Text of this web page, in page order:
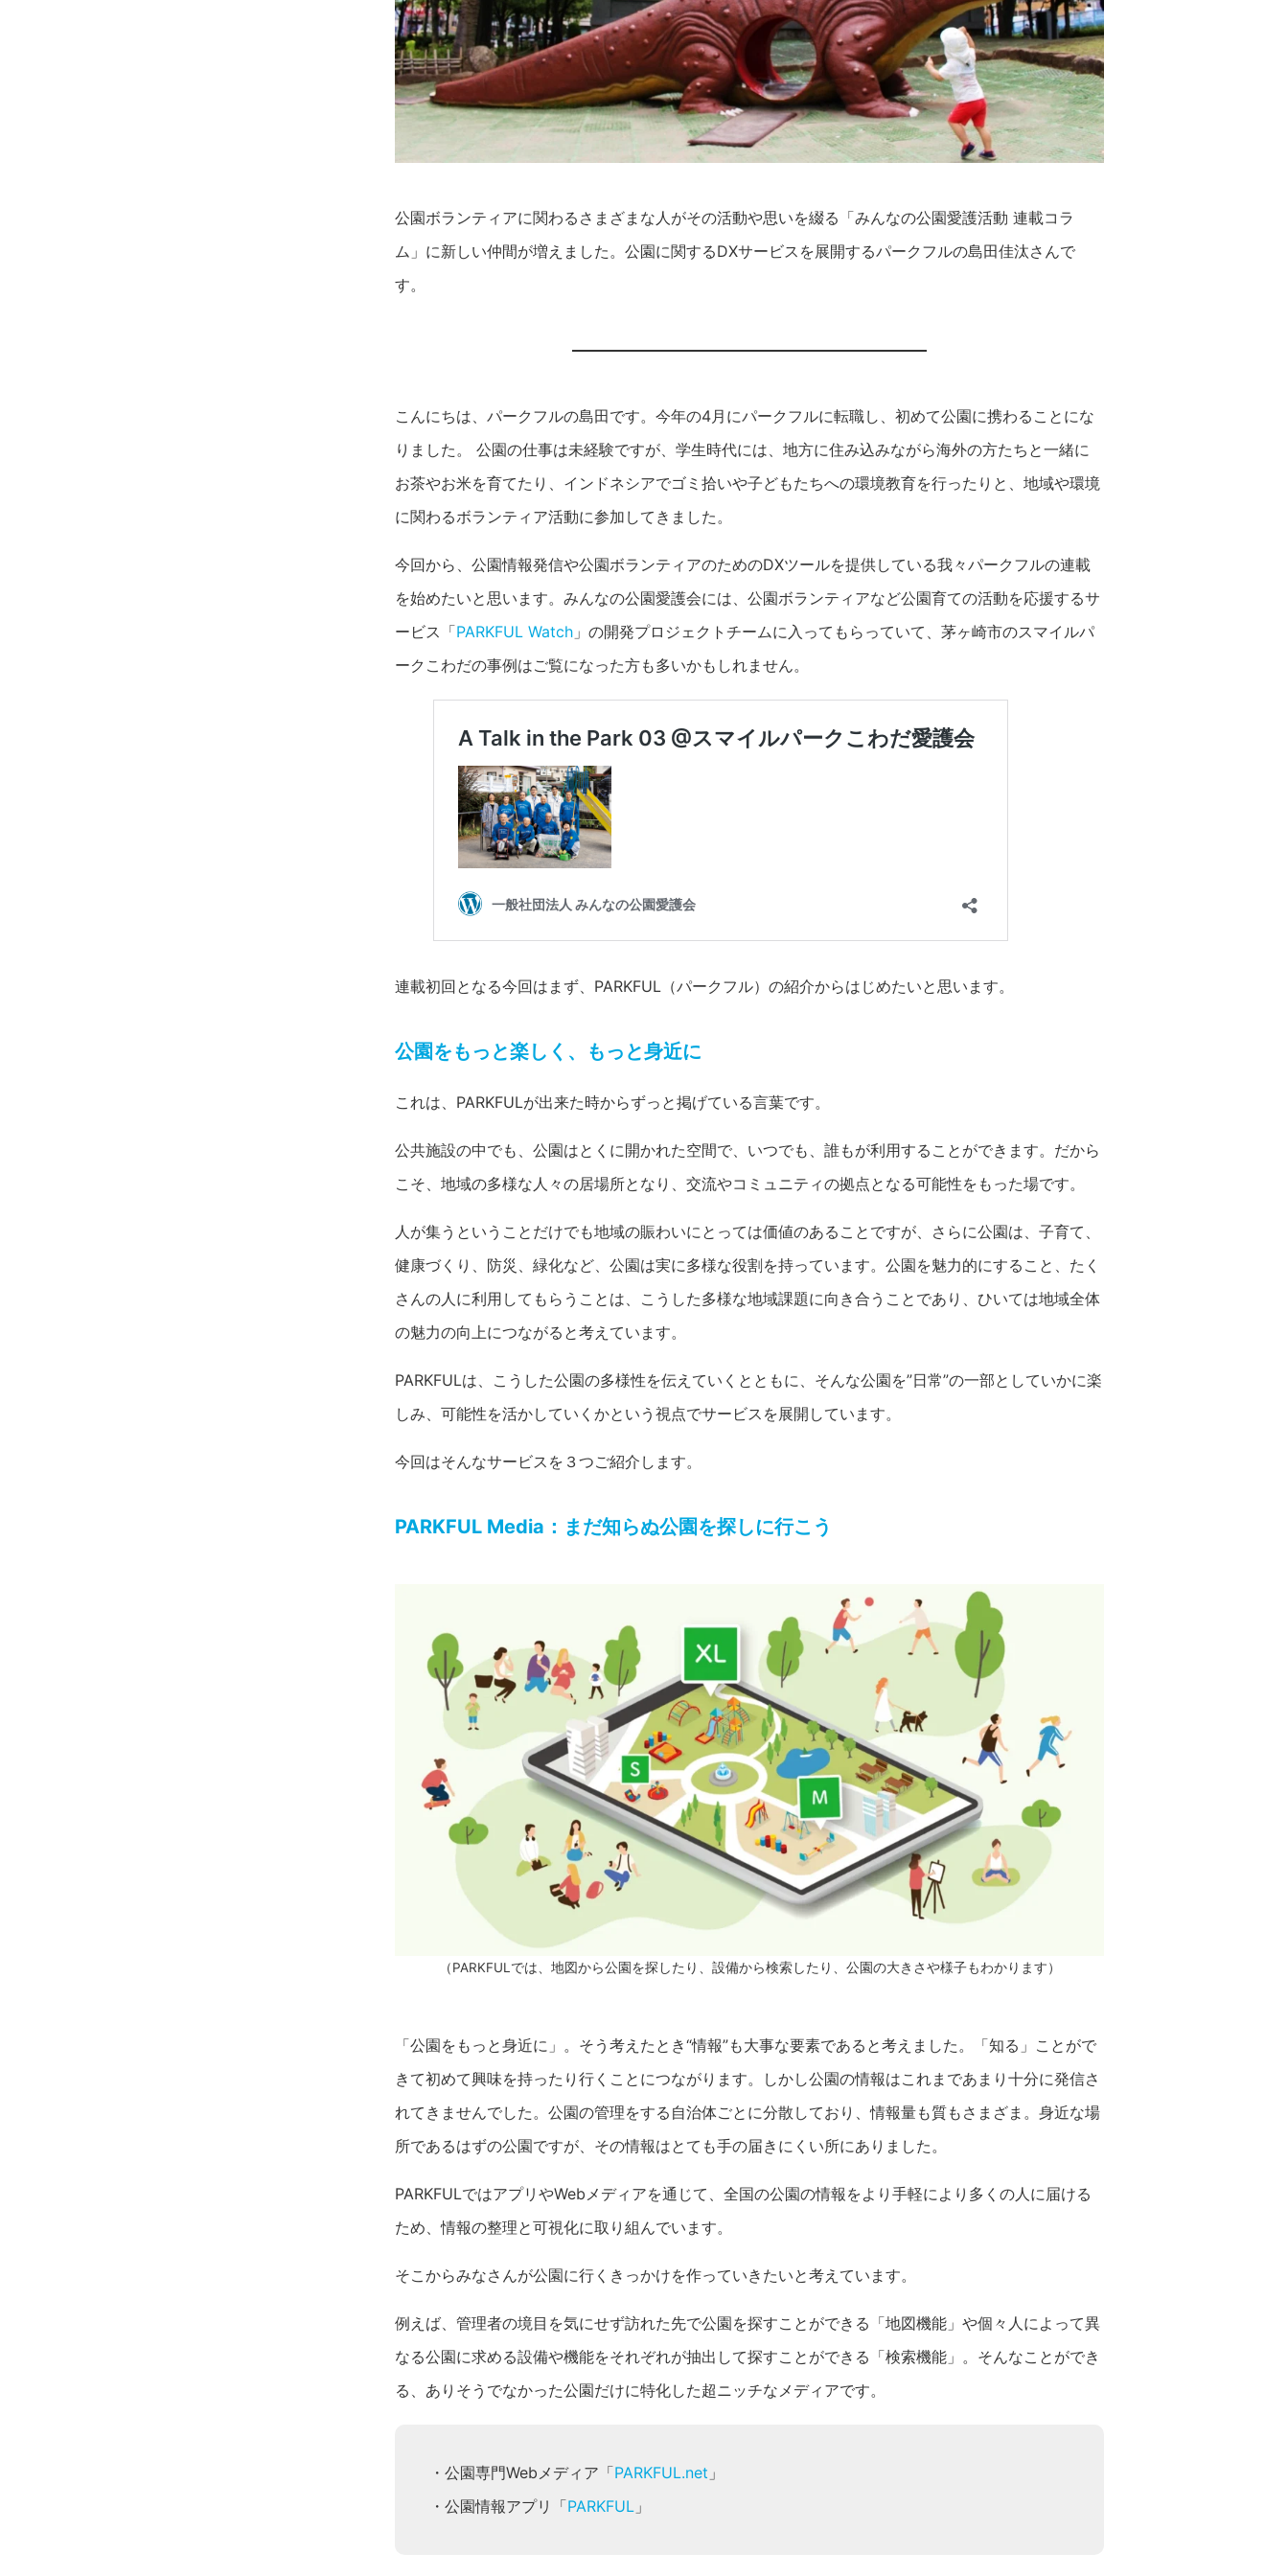
公園ボランティアに関わるさまざまな人がその活動や思いを綴る「みんなの公園愛護活動 連載コラ
ム」に新しい仲間が増えました。公園に関するDXサービスを展開するパークフルの島田佳汰さんで
す。
こんにちは、パークフルの島田です。今年の4月にパークフルに転職し、初めて公園に携わることにな
りました。 公園の仕事は未経験ですが、学生時代には、地方に住み込みながら海外の方たちと一緒に
お茶やお米を育てたり、インドネシアでゴミ拾いや子どもたちへの環境教育を行ったりと、地域や環境
に関わるボランティア活動に参加してきました。
今回から、公園情報発信や公園ボランティアのためのDXツールを提供している我々パークフルの連載
を始めたいと思います。みんなの公園愛護会には、公園ボランティアなど公園育ての活動を応援するサ
ービス「PARKFUL Watch 」の開発プロジェクトチームに入ってもらっていて、茅ヶ崎市のスマイルパ
ークこわだの事例はご覧になった方も多いかもしれません。
連載初回となる今回はまず、PARKFUL（パークフル）の紹介からはじめたいと思います。
公園をもっと楽しく、もっと身近に
これは、PARKFULが出来た時からずっと掲げている言葉です。
公共施設の中でも、公園はとくに開かれた空間で、いつでも、誰もが利用することができます。だから
こそ、地域の多様な人々の居場所となり、交流やコミュニティの拠点となる可能性をもった場です。
人が集うということだけでも地域の賑わいにとっては価値のあることですが、さらに公園は、子育て、
健康づくり、防災、緑化など、公園は実に多様な役割を持っています。公園を魅力的にすること、たく
さんの人に利用してもらうことは、こうした多様な地域課題に向き合うことであり、ひいては地域全体
の魅力の向上につながると考えています。
PARKFULは、こうした公園の多様性を伝えていくとともに、そんな公園を”日常”の一部としていかに楽
しみ、可能性を活かしていくかという視点でサービスを展開しています。
今回はそんなサービスを３つご紹介します。
PARKFUL Media：まだ知らぬ公園を探しに行こう
（PARKFULでは、地図から公園を探したり、設備から検索したり、公園の大きさや様子もわかります）
「公園をもっと身近に」。そう考えたとき“情報”も大事な要素であると考えました。「知る」ことがで
きて初めて興味を持ったり行くことにつながります。しかし公園の情報はこれまであまり十分に発信さ
れてきませんでした。公園の管理をする自治体ごとに分散しており、情報量も質もさまざま。身近な場
所であるはずの公園ですが、その情報はとても手の届きにくい所にありました。
PARKFULではアプリやWebメディアを通じて、全国の公園の情報をより手軽により多くの人に届ける
ため、情報の整理と可視化に取り組んでいます。
そこからみなさんが公園に行くきっかけを作っていきたいと考えています。
例えば、管理者の境目を気にせず訪れた先で公園を探すことができる「地図機能」や個々人によって異
なる公園に求める設備や機能をそれぞれが抽出して探すことができる「検索機能」。そんなことができ
る、ありそうでなかった公園だけに特化した超ニッチなメディアです。
・公園専門Webメディア「PARKFUL.net 」
・公園情報アプリ「PARKFUL 」